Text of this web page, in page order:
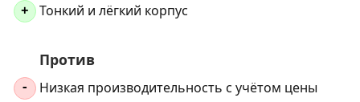
+ Тонкий и лёгкий корпус
Против
- Низкая производительность с учётом цены